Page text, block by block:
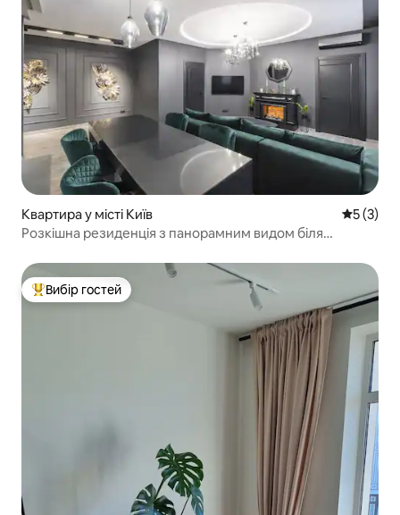
Квартира у місті Київ Середня
5 (3)
Розкішна резиденція з панорамним видом біля
Топ вибір гостей
Вибір гостей